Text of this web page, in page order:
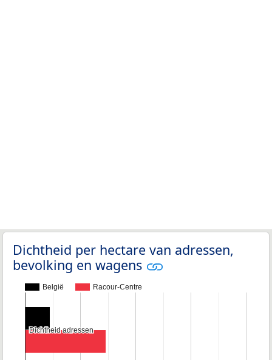
Dichtheid per hectare van adressen,
bevolking en wagens
België Racour-Centre
Dichtheid adressen
Dichtheid adressen